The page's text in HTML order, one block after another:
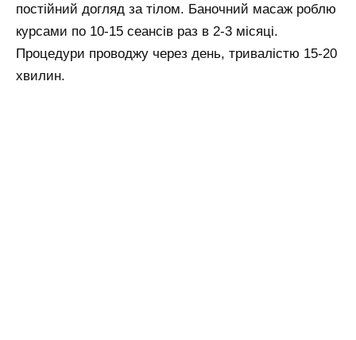
постійний догляд за тілом. Баночний масаж роблю
курсами по 10-15 сеансів раз в 2-3 місяці.
Процедури проводжу через день, тривалістю 15-20
хвилин.